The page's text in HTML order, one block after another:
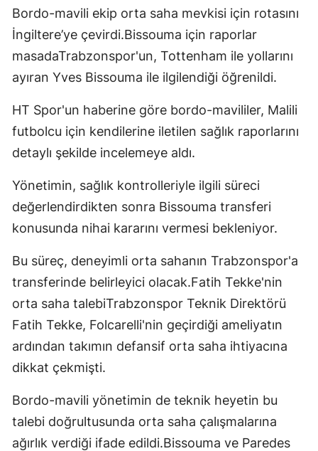
Bordo-mavili ekip orta saha mevkisi için rotasını
İngiltere’ye çevirdi.Bissouma için raporlar
masadaTrabzonspor'un, Tottenham ile yollarını
ayıran Yves Bissouma ile ilgilendiği öğrenildi.
HT Spor'un haberine göre bordo-mavililer, Malili
futbolcu için kendilerine iletilen sağlık raporlarını
detaylı şekilde incelemeye aldı.
Yönetimin, sağlık kontrolleriyle ilgili süreci
değerlendirdikten sonra Bissouma transferi
konusunda nihai kararını vermesi bekleniyor.
Bu süreç, deneyimli orta sahanın Trabzonspor'a
transferinde belirleyici olacak.Fatih Tekke'nin
orta saha talebiTrabzonspor Teknik Direktörü
Fatih Tekke, Folcarelli'nin geçirdiği ameliyatın
ardından takımın defansif orta saha ihtiyacına
dikkat çekmişti.
Bordo-mavili yönetimin de teknik heyetin bu
talebi doğrultusunda orta saha çalışmalarına
ağırlık verdiği ifade edildi.Bissouma ve Paredes